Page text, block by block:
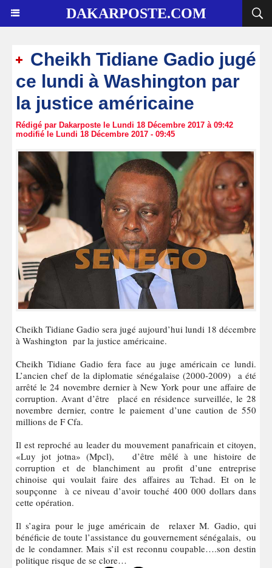
DAKARPOSTE.COM
Cheikh Tidiane Gadio jugé
ce lundi à Washington par
la justice américaine
Rédigé par Dakarposte le Lundi 18 Décembre 2017 à 09:42
modifié le Lundi 18 Décembre 2017 - 09:45
Cheikh Tidiane Gadio sera jugé aujourd’hui lundi 18 décembre
à Washington par la justice américaine.
Cheikh Tidiane Gadio fera face au juge américain ce lundi.
L’ancien chef de la diplomatie sénégalaise (2000-2009) a été
arrêté le 24 novembre dernier à New York pour une affaire de
corruption. Avant d’être placé en résidence surveillée, le 28
novembre dernier, contre le paiement d’une caution de 550
millions de F Cfa.
Il est reproché au leader du mouvement panafricain et citoyen,
«Luy jot jotna» (Mpcl), d’être mêlé à une histoire de
corruption et de blanchiment au profit d’une entreprise
chinoise qui voulait faire des affaires au Tchad. Et on le
soupçonne à ce niveau d’avoir touché 400 000 dollars dans
cette opération.
Il s’agira pour le juge américain de relaxer M. Gadio, qui
bénéficie de toute l’assistance du gouvernement sénégalais, ou
de le condamner. Mais s’il est reconnu coupable….son destin
politique risque de se clore…